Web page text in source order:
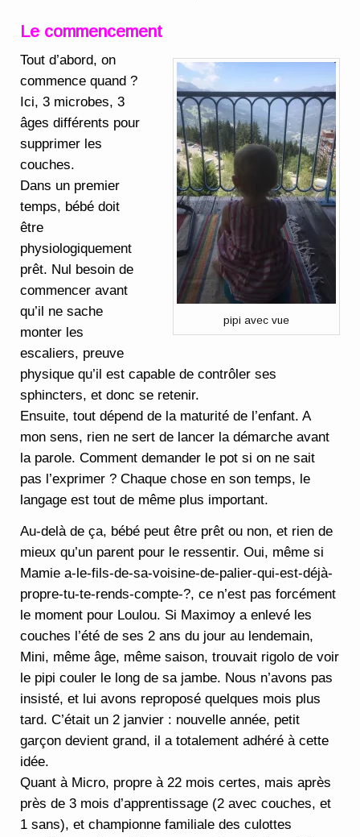
Le commencement
pipi avec vue
Tout d’abord, on
commence quand ?
Ici, 3 microbes, 3
âges différents pour
supprimer les
couches.
Dans un premier
temps, bébé doit
être
physiologiquement
prêt. Nul besoin de
commencer avant
qu’il ne sache
monter les
escaliers, preuve
physique qu’il est capable de contrôler ses
sphincters, et donc se retenir.
Ensuite, tout dépend de la maturité de l’enfant. A
mon sens, rien ne sert de lancer la démarche avant
la parole. Comment demander le pot si on ne sait
pas l’exprimer ? Chaque chose en son temps, le
langage est tout de même plus important.
Au-delà de ça, bébé peut être prêt ou non, et rien de
mieux qu’un parent pour le ressentir. Oui, même si
Mamie a-le-fils-de-sa-voisine-de-palier-qui-est-déjà-
propre-tu-te-rends-compte-?, ce n’est pas forcément
le moment pour Loulou. Si Maximoy a enlevé les
couches l’été de ses 2 ans du jour au lendemain,
Mini, même âge, même saison, trouvait rigolo de voir
le pipi couler le long de sa jambe. Nous n’avons pas
insisté, et lui avons reproposé quelques mois plus
tard. C’était un 2 janvier : nouvelle année, petit
garçon devient grand, il a totalement adhéré à cette
idée.
Quant à Micro, propre à 22 mois certes, mais après
près de 3 mois d’apprentissage (2 avec couches, et
1 sans), et championne familiale des culottes